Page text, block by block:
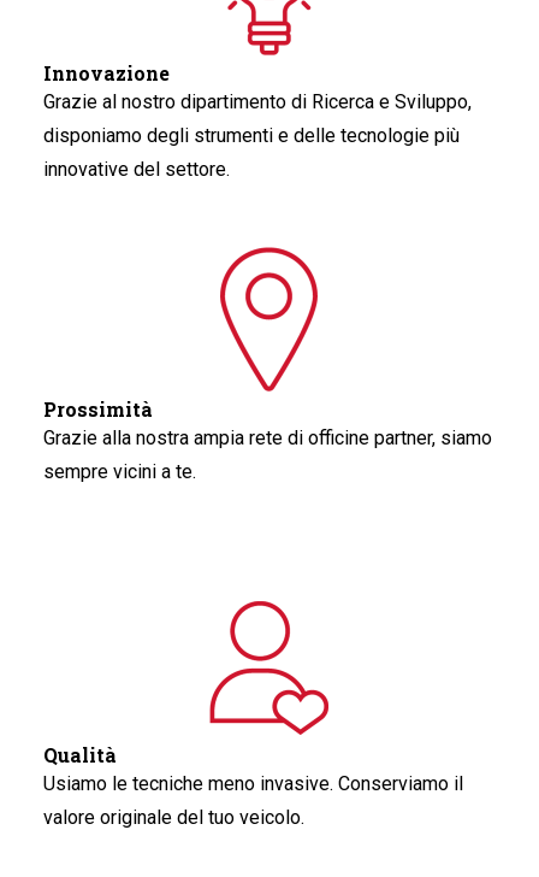
Innovazione
Grazie al nostro dipartimento di Ricerca e Sviluppo,
disponiamo degli strumenti e delle tecnologie più
innovative del settore.
Prossimità
Grazie alla nostra ampia rete di officine partner, siamo
sempre vicini a te.
Qualità
Usiamo le tecniche meno invasive. Conserviamo il
valore originale del tuo veicolo.